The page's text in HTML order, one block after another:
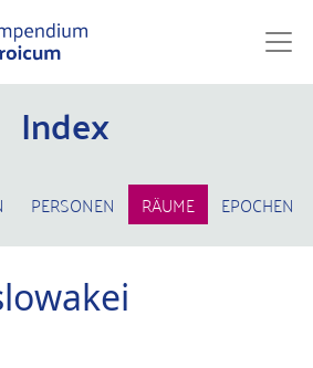
Index
PERSONEN RÄUME EPOCHEN